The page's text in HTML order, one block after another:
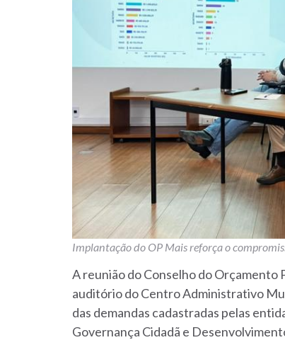
Implantação do OP Mais reforça o
A reunião do Conselho do Orçamento
auditório do Centro Administrativo
das demandas cadastradas pelas
Governança Cidadã e